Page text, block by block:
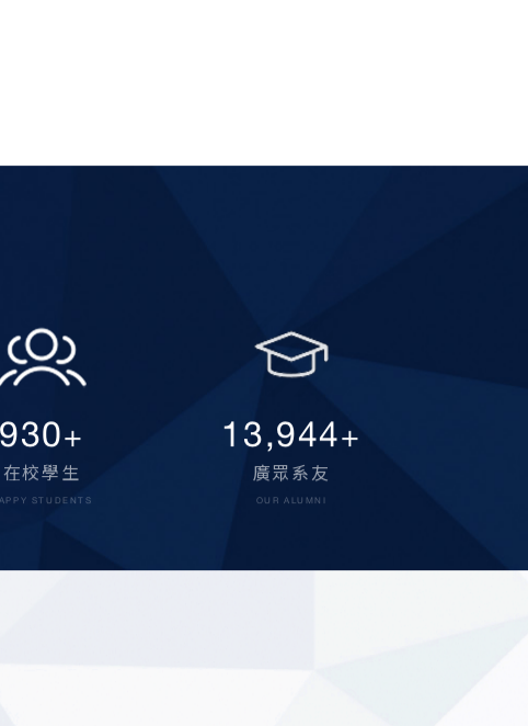
1,000+
在校學生
15,000+
廣眾系友